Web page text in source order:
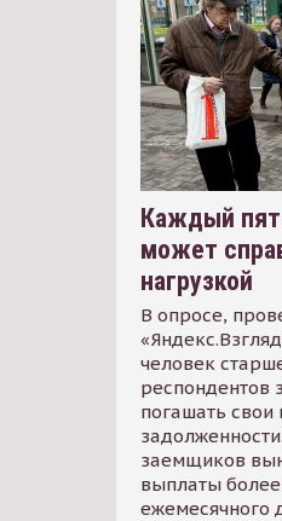
Каждый
может
нагрузкой
В опросе,
человек
респондентов
погашать
заемщиков
выплаты
ежемесячного